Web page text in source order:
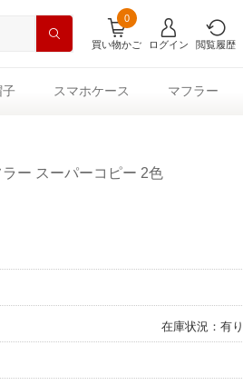
買い物かご
0
ログイン 閲覧履歴
子 スマホケース マフラー
ー スーパーコピー 2色
在庫状況：有り